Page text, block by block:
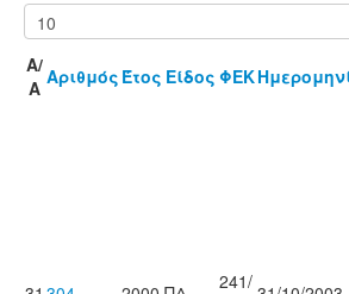
Α/
Α Αριθμός Έτος Είδος ΦΕΚ
241/